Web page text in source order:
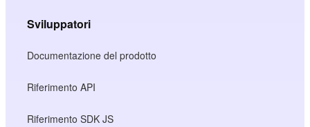
Sviluppatori
Documentazione del prodotto
Riferimento API
Riferimento SDK JS